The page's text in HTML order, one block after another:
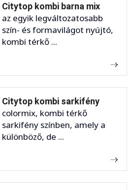
Citytop kombi barna mix
az egyik legváltozatosabb
szín- és formavilágot nyújtó,
kombi térkő ...
Citytop kombi sarkifény
colormix, kombi térkő
sarkifény színben, amely a
különböző, de ...